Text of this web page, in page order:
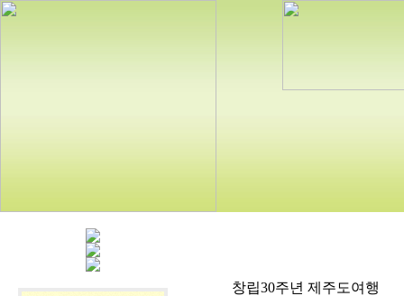
창립30주년 제주도여행